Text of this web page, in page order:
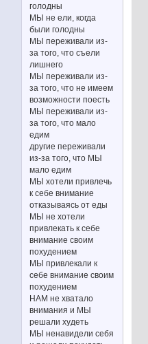
голодны
МЫ не ели, когда
были голодны
МЫ переживали из-
за того, что съели
лишнего
МЫ переживали из-
за того, что не имеем
возможности поесть
МЫ переживали из-
за того, что мало
едим
другие переживали
из-за того, что МЫ
мало едим
МЫ хотели привлечь
к себе внимание
отказываясь от еды
МЫ не хотели
привлекать к себе
внимание своим
похудением
МЫ привлекали к
себе внимание своим
похудением
НАМ не хватало
внимания и МЫ
решали худеть
МЫ ненавидели себя